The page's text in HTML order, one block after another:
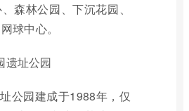
森林公园、下沉花园、
球中心。
遗址公园
公园建成于1988年，仅